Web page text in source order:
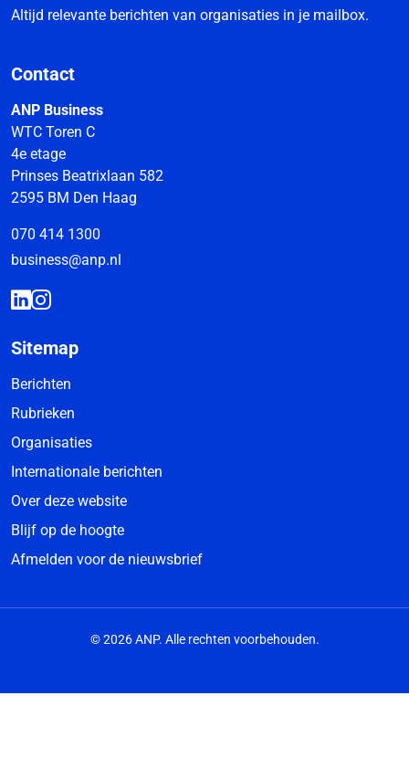
Altijd relevante berichten van organisaties in je mailbox.
Contact
ANP Business
WTC Toren C
4e etage
Prinses Beatrixlaan 582
2595 BM Den Haag
070 414 1300
business@anp.nl
Sitemap
Berichten
Rubrieken
Organisaties
Internationale berichten
Over deze website
Blijf op de hoogte
Afmelden voor de nieuwsbrief
© 2026 ANP. Alle rechten voorbehouden.